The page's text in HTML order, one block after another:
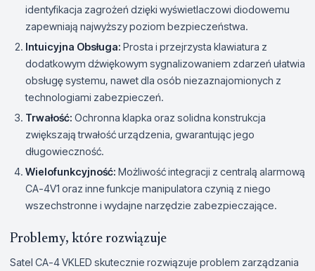
identyfikacja zagrożeń dzięki wyświetlaczowi diodowemu
zapewniają najwyższy poziom bezpieczeństwa.
Intuicyjna Obsługa: Prosta i przejrzysta klawiatura z
dodatkowym dźwiękowym sygnalizowaniem zdarzeń ułatwia
obsługę systemu, nawet dla osób niezaznajomionych z
technologiami zabezpieczeń.
Trwałość: Ochronna klapka oraz solidna konstrukcja
zwiększają trwałość urządzenia, gwarantując jego
długowieczność.
Wielofunkcyjność: Możliwość integracji z centralą alarmową
CA-4V1 oraz inne funkcje manipulatora czynią z niego
wszechstronne i wydajne narzędzie zabezpieczające.
Problemy, które rozwiązuje
Satel CA-4 VKLED skutecznie rozwiązuje problem zarządzania